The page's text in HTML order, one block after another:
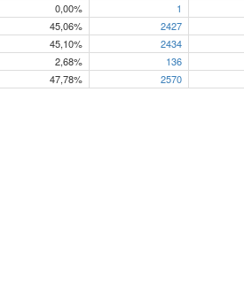
0,00% 1
45,06% 2427
45,10% 2434
2,68% 136
47,78% 2570